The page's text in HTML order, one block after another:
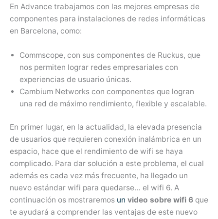
En Advance trabajamos con las mejores empresas de
componentes para instalaciones de redes informáticas
en Barcelona, como:
Commscope, con sus componentes de Ruckus, que
nos permiten lograr redes empresariales con
experiencias de usuario únicas.
Cambium Networks con componentes que logran
una red de máximo rendimiento, flexible y escalable.
En primer lugar, en la actualidad, la elevada presencia
de usuarios que requieren conexión inalámbrica en un
espacio, hace que el rendimiento de wifi se haya
complicado. Para dar solución a este problema, el cual
además es cada vez más frecuente, ha llegado un
nuevo estándar wifi para quedarse… el wifi 6. A
continuación os mostraremos un video sobre wifi 6 que
te ayudará a comprender las ventajas de este nuevo